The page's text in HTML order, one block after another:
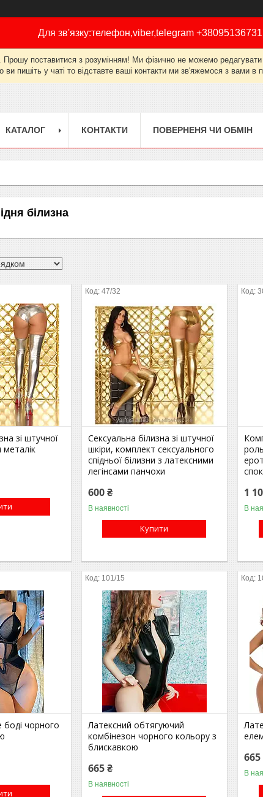
Для зв'язку:телефон,viber,telegram
Прошу поставитися з розумінням! Ми фізично не можемо
ви пишіть у чаті то відставте ваші контакти ми зв'яжемося з
КАТАЛОГ КОНТАКТИ ПОВЕРНЕНЯ ЧИ ОБМІН
білизна
зі штучної
47/32
Сексуальна білизна зі штучної
шкіри, комплект сексуального
спідньої білизни з латексними
легінсами панчохи
600 ₴
В наявності
Купити
1
В
боді чорного
101/15
Латексний обтягуючий
комбінезон чорного кольору з
блискавкою
665 ₴
В наявності
665
В